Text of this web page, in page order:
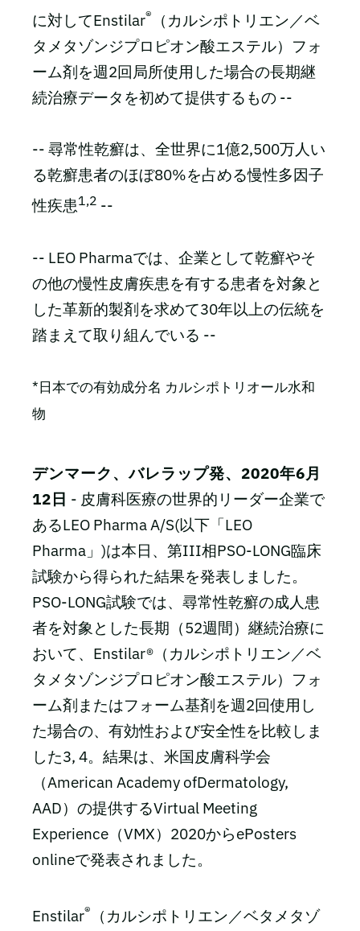
に対してEnstilar®
（カルシポトリエン／ベ
タメタゾンジプロピオン酸エステル）フォ
ーム剤を週2回局所使用した場合の長期継
続治療データを初めて提供するもの --
-- 尋常性乾癬は、全世界に1億2,500万人い
る乾癬患者のほぼ80%を占める慢性多因子
性疾患1,2 --
-- LEO Pharmaでは、企業として乾癬やそ
の他の慢性皮膚疾患を有する患者を対象と
した革新的製剤を求めて30年以上の伝統を
踏まえて取り組んでいる --
*日本での有効成分名 カルシポトリオール水和
物
デンマーク、バレラップ発、2020年6月
12日 - 皮膚科医療の世界的リーダー企業で
あるLEO Pharma A/S(以下「LEO
Pharma」)は本日、第III相PSO-LONG臨床
試験から得られた結果を発表しました。
PSO-LONG試験では、尋常性乾癬の成人患
者を対象とした長期（52週間）継続治療に
おいて、Enstilar®（カルシポトリエン／ベ
タメタゾンジプロピオン酸エステル）フォ
ーム剤またはフォーム基剤を週2回使用し
た場合の、有効性および安全性を比較しま
した3, 4。結果は、米国皮膚科学会
（American Academy ofDermatology,
AAD）の提供するVirtual Meeting
Experience（VMX）2020からePosters
onlineで発表されました。
Enstilar®
（カルシポトリエン／ベタメタゾ